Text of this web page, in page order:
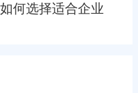
何选择适合企业